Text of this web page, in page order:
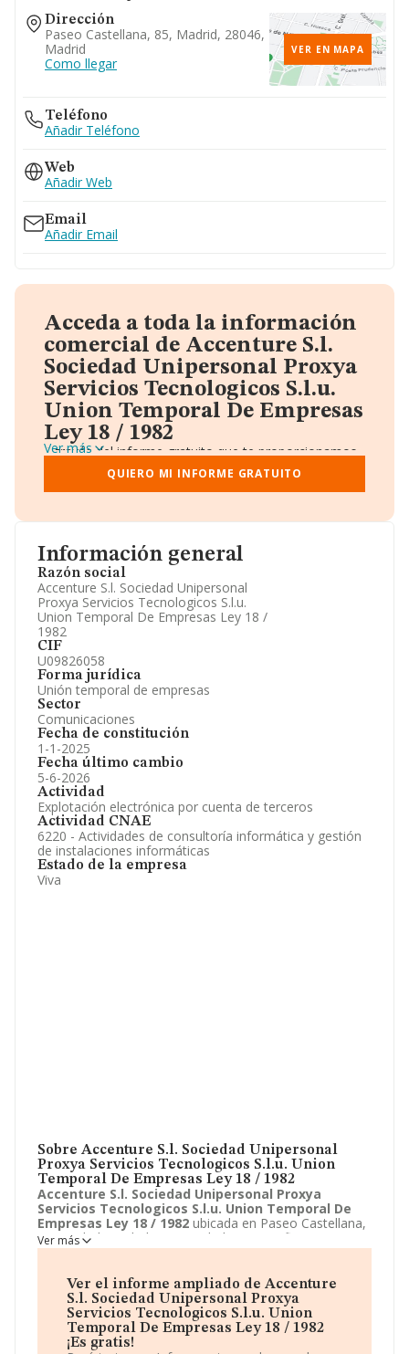
Información general
Razón social
Accenture S.l. Sociedad Unipersonal
Proxya Servicios Tecnologicos S.l.u.
Union Temporal De Empresas Ley 18 /
1982
CIF
U09826058
Forma jurídica
Unión temporal de empresas
Sector
Comunicaciones
Fecha de constitución
1-1-2025
Fecha último cambio
5-6-2026
Actividad
Explotación electrónica por cuenta de terceros
Actividad CNAE
6220 - Actividades de consultoría informática y gestión
de instalaciones informáticas
Estado de la empresa
Viva
Sobre Accenture S.l. Sociedad Unipersonal
Proxya Servicios Tecnologicos S.l.u. Union
Temporal De Empresas Ley 18 / 1982
Accenture S.l. Sociedad Unipersonal Proxya
Servicios Tecnologicos S.l.u. Union Temporal De
Empresas Ley 18 / 1982 ubicada en Paseo Castellana,
85, Madrid, Madrid. Su actividad CNAE se fine como
6220 - Actividades de consultoría informática y gestión
Accenture S.l. Sociedad Unipersonal Proxya
Servicios Tecnologicos S.l.u. Union Temporal De
Empresas Ley 18 / 1982es Unión temporal de
empresas.
Ver más
Ver el informe ampliado de Accenture
S.l. Sociedad Unipersonal Proxya
Servicios Tecnologicos S.l.u. Union
Temporal De Empresas Ley 18 / 1982
¡Es gratis!
Dirección
Paseo Castellana, 85, Madrid, 28046,
Madrid
Como llegar
VER EN MAPA
Teléfono
Añadir Teléfono
Web
Añadir Web
Email
Añadir Email
Acceda a toda la información
comercial de Accenture S.l.
Sociedad Unipersonal Proxya
Servicios Tecnologicos S.l.u.
Union Temporal De Empresas
Ley 18 / 1982
A través del informe gratuito que te proporcionamos
desde Einforma, donde vas a encontrar:
Datos identificativos: Denominación, CIF,
Teléfono, Domicilio.
Gráficos de Evolución Ventas y Empleados.
Directivos y Ejecutivos.
Accionistas.
Participaciones y Vinculaciones en otras empresas.
Artículos de prensa publicados sobre la empresa.
Información oficial y registral complementaria.
Ver más
QUIERO MI INFORME GRATUITO